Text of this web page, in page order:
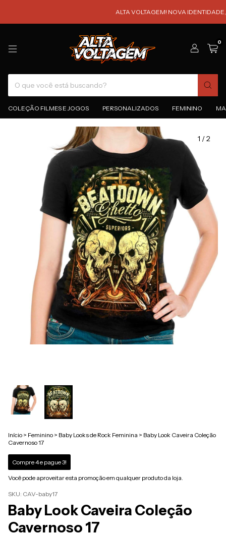
ALTA VOLTAGEM! NOVA IDENTIDADE,
0
COLEÇÃO FILMES E JOGOS PERSONALIZADOS FEMININO
1 /2
Início > Feminino > Baby Looks de Rock Feminina > Baby Look Caveira Coleção
Cavernoso 17
Compre 4 e pague 3!
Você pode aproveitar esta promoção em qualquer produto da loja.
SKU: CAV-baby17
Baby Look Caveira Coleção
Cavernoso 17